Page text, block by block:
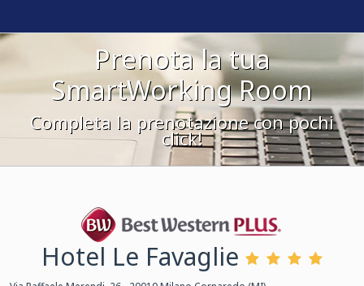
Prenota la tua
SmartWorking Room
Completa la prenotazione con pochi
click!
Best Western Plus
Hotel Le Favaglie